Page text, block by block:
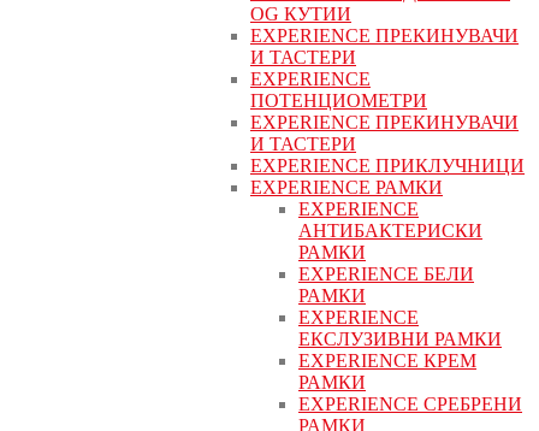
OG КУТИИ
EXPERIENCE ПРЕКИНУВАЧИ
И ТАСТЕРИ
EXPERIENCE
ПОТЕНЦИОМЕТРИ
EXPERIENCE ПРЕКИНУВАЧИ
И ТАСТЕРИ
EXPERIENCE ПРИКЛУЧНИЦИ
EXPERIENCE РАМКИ
EXPERIENCE
АНТИБАКТЕРИСКИ
РАМКИ
EXPERIENCE БЕЛИ
РАМКИ
EXPERIENCE
ЕКСЛУЗИВНИ РАМКИ
EXPERIENCE КРЕМ
РАМКИ
EXPERIENCE СРЕБРЕНИ
РАМКИ